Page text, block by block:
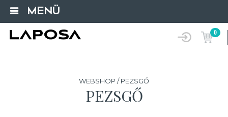
MENÜ
0
WEBSHOP / PEZSGŐ
PEZSGŐ